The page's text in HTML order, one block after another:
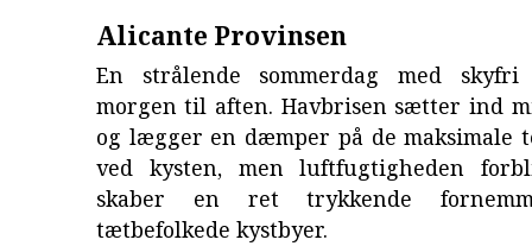
Alicante Provinsen
En strålende sommerdag med
morgen til aften. Havbrisen sætter ind
og lægger en dæmper på de maksimale
ved kysten, men luftfugtigheden
skaber en ret trykkende
tætbefolkede kystbyer.